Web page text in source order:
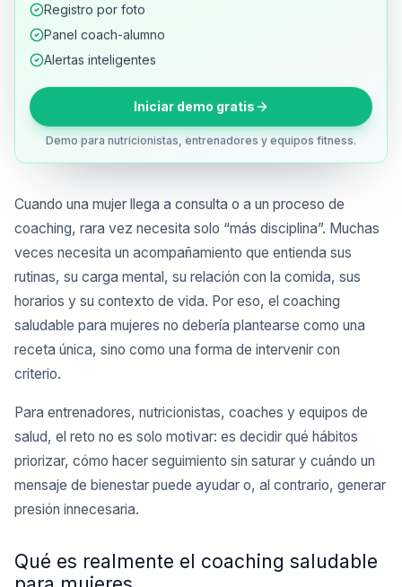
Registro por foto
Panel coach-alumno
Alertas inteligentes
Iniciar demo gratis
Demo para nutricionistas, entrenadores y equipos fitness.
Cuando una mujer llega a consulta o a un proceso de
coaching, rara vez necesita solo “más disciplina”. Muchas
veces necesita un acompañamiento que entienda sus
rutinas, su carga mental, su relación con la comida, sus
horarios y su contexto de vida. Por eso, el coaching
saludable para mujeres no debería plantearse como una
receta única, sino como una forma de intervenir con
criterio.
Para entrenadores, nutricionistas, coaches y equipos de
salud, el reto no es solo motivar: es decidir qué hábitos
priorizar, cómo hacer seguimiento sin saturar y cuándo un
mensaje de bienestar puede ayudar o, al contrario, generar
presión innecesaria.
Qué es realmente el coaching saludable